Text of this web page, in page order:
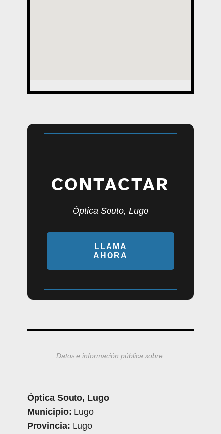
CONTACTAR
Óptica Souto, Lugo
LLAMA
AHORA
Datos e información pública sobre:
Óptica Souto, Lugo
Municipio: Lugo
Provincia: Lugo